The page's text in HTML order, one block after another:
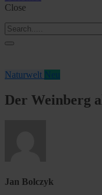
Close
Naturwelt
Der Weinberg
Jan Bolczyk